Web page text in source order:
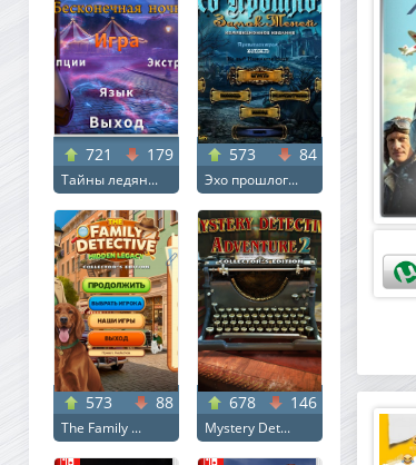
721 179
Тайны ледян...
573 84
Эхо прошлог...
573 88
The Family ...
678 146
Mystery Det...